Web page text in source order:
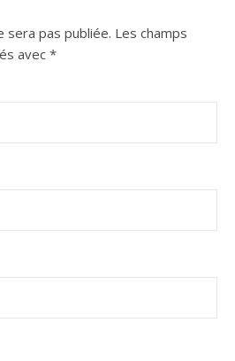
sera pas publiée. Les champs
avec *